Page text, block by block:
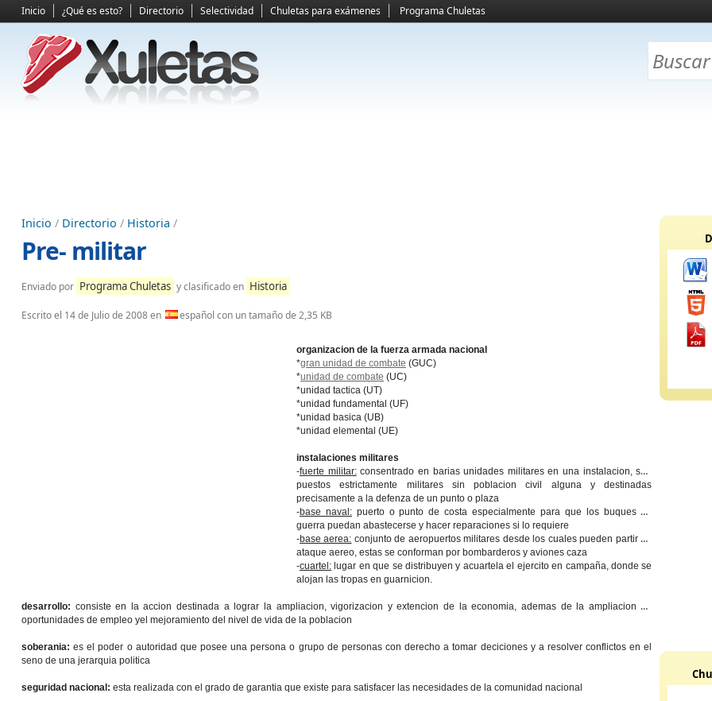
Inicio ¿Qué es esto? Directorio Selectividad Chuletas para exámenes Programa Chuletas
Inicio / Directorio / Historia /
Pre- militar
Enviado por Programa Chuletas y clasificado en Historia
Escrito el 14 de Julio de 2008en español con un tamaño de 2,35 KB
organizacion de la fuerza armada nacional
*gran unidad de combate (GUC)
*unidad de combate (UC)
*unidad tactica (UT)
*unidad fundamental (UF)
*unidad basica (UB)
*unidad elemental (UE)
instalaciones militares
-fuerte militar:consentrado en barias unidades militares en una instalacion, son
puestos estrictamente militares sin poblacion civil alguna y destinadas
precisamente a la defenza de un punto o plaza
-base naval:puerto o punto de costa especialmente para que los buques de
guerra puedan abastecerse y hacer reparaciones si lo requiere
-base aerea: conjunto de aeropuertos militares desde los cuales pueden partir un
ataque aereo, estas se conforman por bombarderos y aviones caza
-cuartel: lugar en que se distribuyen y acuartela el ejercito en campaña, donde se
alojan las tropas en guarnicion.
desarrollo: consiste en la accion destinada a lograr la ampliacion, vigorizacion y extencion de la economia, ademas de la ampliacion de
oportunidades de empleo yel mejoramiento del nivel de vida de la poblacion
soberania: es el poder o autoridad que posee una persona o grupo de personas con derecho a tomar deciciones y a resolver conflictos en el
seno de una jerarquia politica
seguridad nacional: esta realizada con el grado de garantia que existe para satisfacer las necesidades de la comunidad nacional